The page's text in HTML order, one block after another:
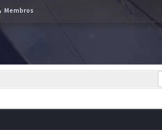
Membros